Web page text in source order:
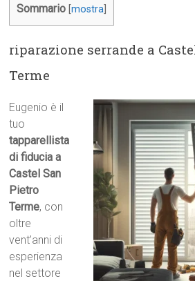
Sommario [mostra
riparazione serrande a
Terme
Eugenio è il
tuo
tapparellista
di fiducia a
Castel San
Pietro
Terme, con
oltre
vent’anni di
esperienza
nel settore